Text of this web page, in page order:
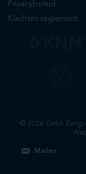
Privacybeleid
Klachten reglement
© 2026 Gebit
Mailen